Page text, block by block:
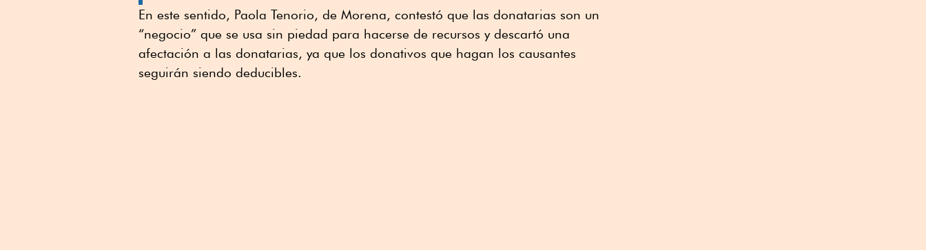
En este sentido, Paola Tenorio, de Morena, contestó que las donatarias son un
“negocio” que se usa sin piedad para hacerse de recursos y descartó una
afectación a las donatarias, ya que los donativos que hagan los causantes
seguirán siendo deducibles.